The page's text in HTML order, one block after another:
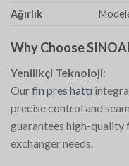
Ağırlık
Why Choose
Yenilikçi Teknoloji:
Ourfin pres hattı
precise control and
guarantees high-
exchanger needs.